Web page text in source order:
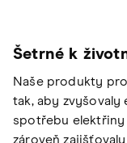
Šetrné k
Naše produkty
tak, aby
spotřebu elektřiny
zároveň